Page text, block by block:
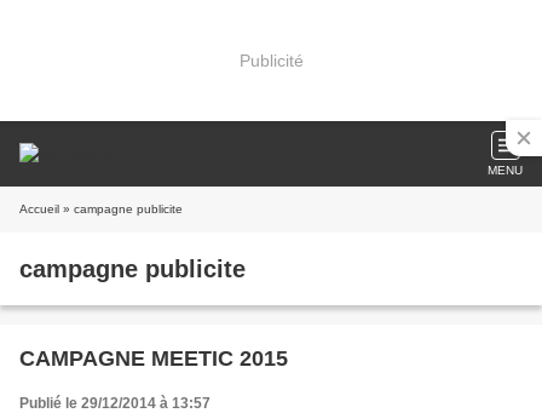
Publicité
MENU
Accueil » campagne publicite
campagne publicite
CAMPAGNE MEETIC 2015
Publié le 29/12/2014 à 13:57